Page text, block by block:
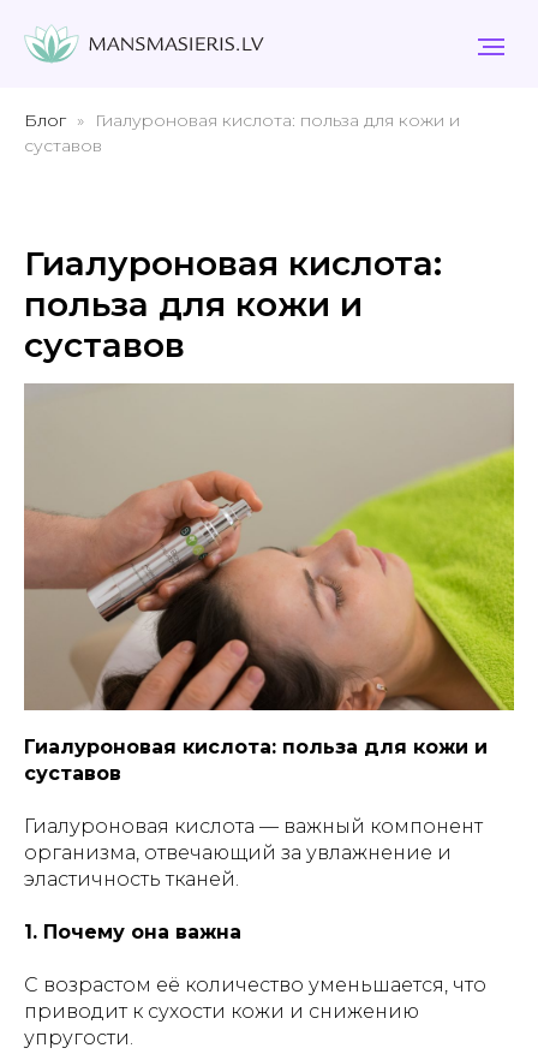
Блог
Гиалуроновая кислота: польза для кожи и
суставов
Гиалуроновая кислота:
польза для кожи и
суставов
Гиалуроновая кислота: польза для кожи и
суставов
Гиалуроновая кислота — важный компонент
организма, отвечающий за увлажнение и
эластичность тканей.
1. Почему она важна
С возрастом её количество уменьшается, что
приводит к сухости кожи и снижению
упругости.